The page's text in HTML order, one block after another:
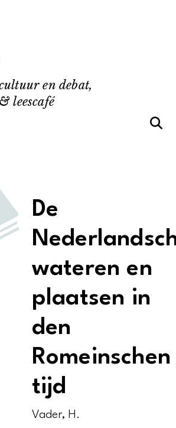
en debat,
leescafé
De
wateren en
plaatsen in
den
Romeinschen
tijd
Vader, H.